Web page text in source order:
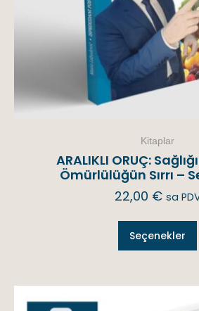
Kitaplar
ARALIKLI ORUÇ:
Ömürlülüğün Sırrı –
22,00 € sa
Seçenekler